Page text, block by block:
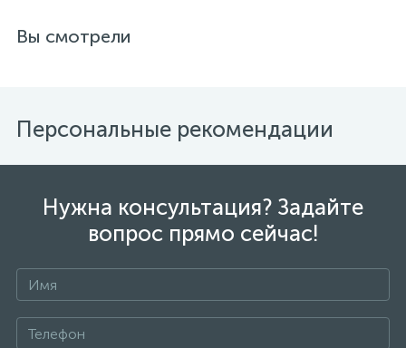
Вы смотрели
Персональные рекомендации
Нужна консультация? Задайте
вопрос прямо сейчас!